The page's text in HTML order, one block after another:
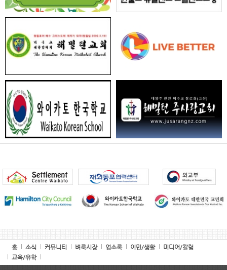
홈 소식 커뮤니티 벼룩시장 업소록 이민/생활
미디어/칼럼
교육/유학